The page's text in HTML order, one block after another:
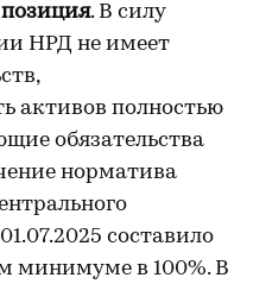
. В силу
НРД не имеет
активов полностью
обязательства
норматива
составило
минимуме в 100%. В